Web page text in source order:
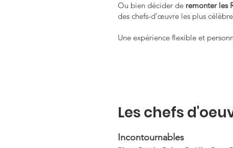
Ou bien décider de remonter les
des chefs-d’œuvre les plus
Une expérience flexible et
Les chefs
Incontournables